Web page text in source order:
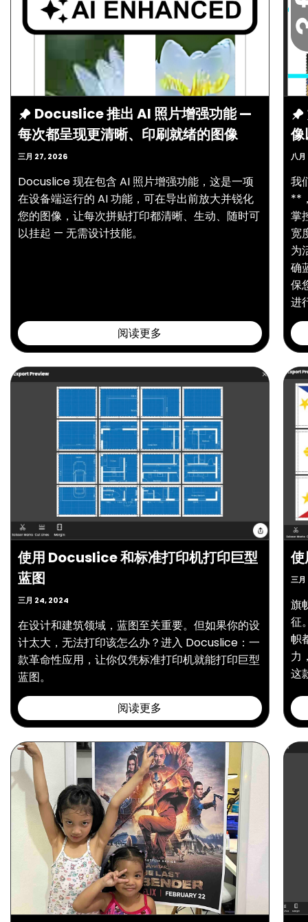
Docuslice 推出 AI 照片增强功能 —
每次都呈现更清晰、印刷就绪的图像
三月 27, 2026
Docuslice 现在包含 AI 照片增强功能，这是一项
在设备端运行的 AI 功能，可在导出前放大并锐化
您的图像，让每次拼贴打印都清晰、生动、随时可
以挂起 — 无需设计技能。
阅读更多
像
八
我
**
掌
宽
为
确
保
进
使用 Docuslice 和标准打印机打印巨型
蓝图
三月 24, 2024
在设计和建筑领域，蓝图至关重要。但如果你的设
计太大，无法打印该怎么办？进入 Docuslice：一
款革命性应用，让你仅凭标准打印机就能打印巨型
蓝图。
阅读更多
三
旗
征
帜
力
这